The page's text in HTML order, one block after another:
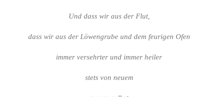
Und dass wir aus der Flut,
dass wir aus der Löwengrube und dem feurigen Ofen
immer versehrter und immer heiler
stets von neuem